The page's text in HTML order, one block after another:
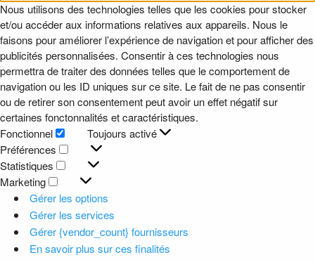
Nous utilisons des technologies telles que les cookies pour stocker
et/ou accéder aux informations relatives aux appareils. Nous le
faisons pour améliorer l’expérience de navigation et pour afficher des
publicités personnalisées. Consentir à ces technologies nous
permettra de traiter des données telles que le comportement de
navigation ou les ID uniques sur ce site. Le fait de ne pas consentir
ou de retirer son consentement peut avoir un effet négatif sur
certaines fonctonnalités et caractéristiques.
Fonctionnel
Fonctionnel
Toujours activé
Préférences
Préférences
Statistiques
Statistiques
Marketing
Marketing
Gérer les options
Gérer les services
Gérer {vendor_count} fournisseurs
En savoir plus sur ces finalités